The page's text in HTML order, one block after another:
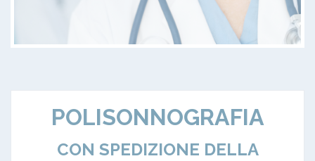
POLISONNOGRAFIA
CON SPEDIZIONE DELLA